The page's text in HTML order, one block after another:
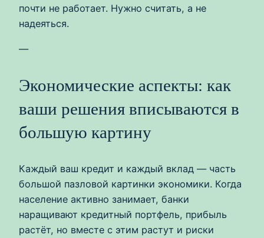
почти не работает. Нужно считать, а не
надеяться.
—
Экономические аспекты: как
ваши решения вписываются в
большую картину
Каждый ваш кредит и каждый вклад — часть
большой пазловой картинки экономики. Когда
население активно занимает, банки
наращивают кредитный портфель, прибыль
растёт, но вместе с этим растут и риски